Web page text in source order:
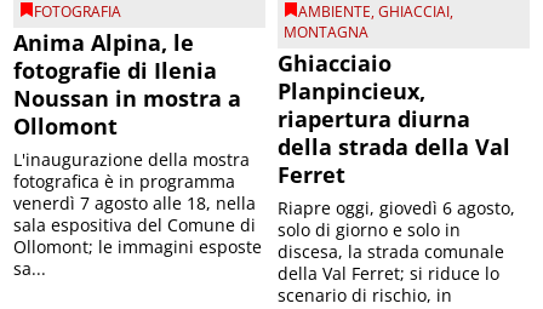
FOTOGRAFIA
Anima Alpina, le
fotografie di Ilenia
Noussan in mostra a
Ollomont
L'inaugurazione della mostra
fotografica è in programma
venerdì 7 agosto alle 18, nella
sala espositiva del Comune di
Ollomont; le immagini esposte
sa...
AMBIENTE,GHIACCIAI,
MONTAGNA
Ghiacciaio
Planpincieux,
riapertura diurna
della strada della Val
Ferret
Riapre oggi, giovedì 6 agosto,
solo di giorno e solo in
discesa, la strada comunale
della Val Ferret; si riduce lo
scenario di rischio, in